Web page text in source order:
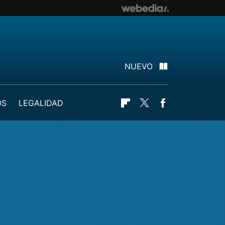
NUEVO
LEGALIDAD Flipboard
Twitter